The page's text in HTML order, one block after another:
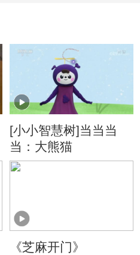
[小小智慧树]当当当
当：大熊猫
《芝麻开门》